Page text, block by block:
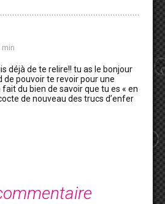
min
déjà de te relire!! tu as le bonjour
de pouvoir te revoir pour une
du bien de savoir que tu es « en
de nouveau des trucs d’enfer